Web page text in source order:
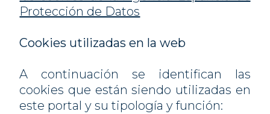
Protección de Datos
Cookies utilizadas en la web
A continuación se identifican las
cookies que están siendo utilizadas en
este portal y su tipología y función: